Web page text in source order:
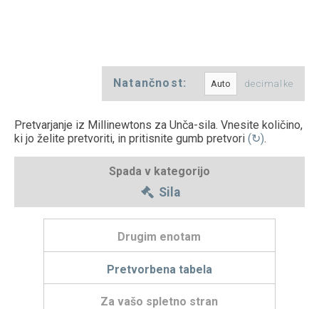
Natančnost: decimalke
Pretvarjanje iz Millinewtons za Unča-sila. Vnesite količino,
ki jo želite pretvoriti, in pritisnite gumb pretvori (↻).
Spada v kategorijo
Sila
Drugim enotam
Pretvorbena tabela
Za vašo spletno stran